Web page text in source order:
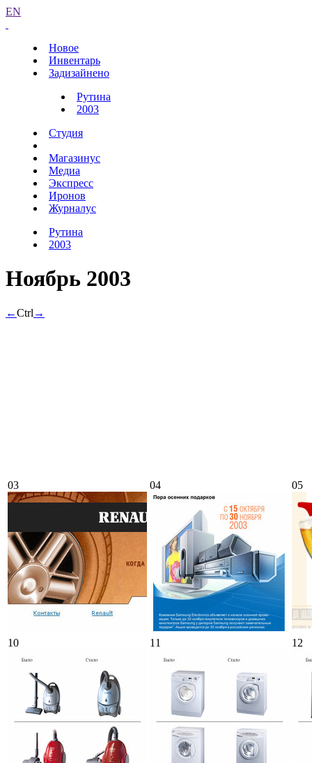
EN
Новое
Инвентарь
Задизайнено
Рутина
2003
Студия
Магазинус
Медиа
Экспресс
Иронов
Журналус
Рутина
2003
Ноябрь 2003
←Ctrl →
03 04 05
10 11 12